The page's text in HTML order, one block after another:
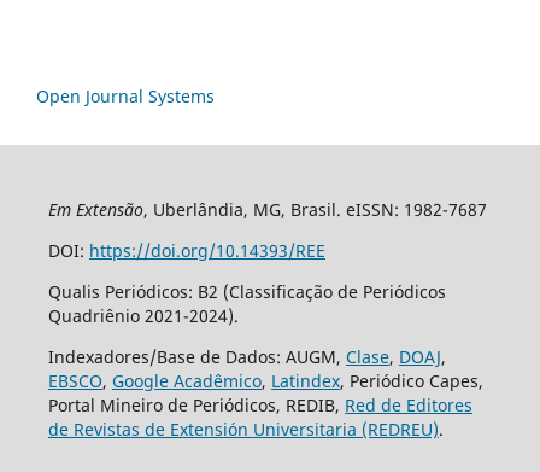
Open Journal Systems
Em Extensão, Uberlândia, MG, Brasil. eISSN: 1982-7687
DOI: https://doi.org/10.14393/REE
Qualis Periódicos: B2 (Classificação de Periódicos
Quadriênio 2021-2024).
Indexadores/Base de Dados: AUGM, Clase, DOAJ,
EBSCO, Google Acadêmico, Latindex, Periódico Capes,
Portal Mineiro de Periódicos, REDIB, Red de Editores
de Revistas de Extensión Universitaria (REDREU).